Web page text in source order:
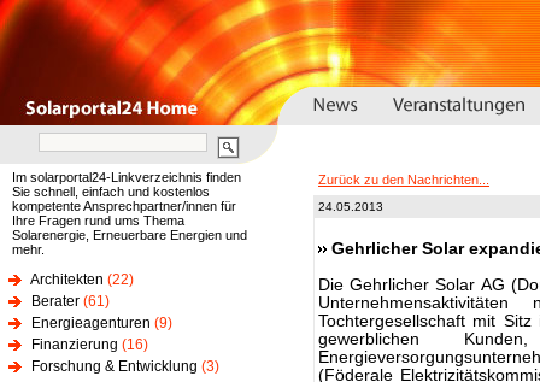
Im solarportal24-Linkverzeichnis finden
Sie schnell, einfach und kostenlos
kompetente Ansprechpartner/innen für
Ihre Fragen rund ums Thema
Solarenergie, Erneuerbare Energien und
mehr.
Architekten (22)
Berater (61)
Energieagenturen (9)
Finanzierung (16)
Forschung & Entwicklung (3)
Zurück zu den Nachrichten...
24.05.2013
Gehrlicher Solar
Die Gehrlicher Solar AG
Tochtergesellschaft mit
gewerblichen
(Föderale